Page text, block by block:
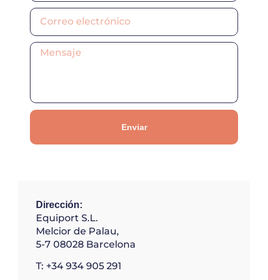
Enviar
Dirección:
Equiport S.L.
Melcior de Palau,
5-7 08028 Barcelona
T: +34 934 905 291